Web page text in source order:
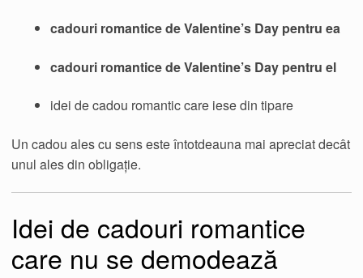
cadouri romantice de Valentine’s Day pentru ea
cadouri romantice de Valentine’s Day pentru el
idei de cadou romantic care iese din tipare
Un cadou ales cu sens este întotdeauna mai apreciat decât
unul ales din obligație.
Idei de cadouri romantice
care nu se demodează